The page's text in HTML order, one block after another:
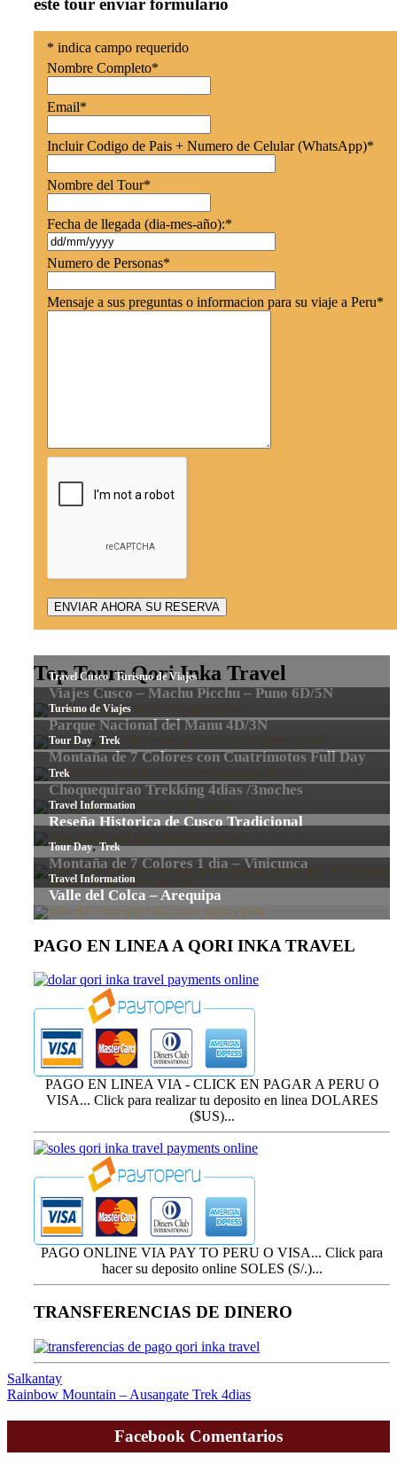
este tour enviar formulario
* indica campo requerido
Nombre Completo*
Email*
Incluir Codigo de Pais + Numero de Celular (WhatsApp)*
Nombre del Tour*
Fecha de llegada (dia-mes-año):*
Numero de Personas*
Mensaje a sus preguntas o informacion para su viaje a Peru*
Top Tours Qori Inka Travel
PAGO EN LINEA A QORI INKA TRAVEL
PAGO EN LINEA VIA - CLICK EN PAGAR A PERU O
VISA... Click para realizar tu deposito en linea DOLARES
($US)...
PAGO ONLINE VIA PAY TO PERU O VISA... Click para
hacer su deposito online SOLES (S/.)...
TRANSFERENCIAS DE DINERO
Navegación
de
Salkantay
Rainbow Mountain – Ausangate Trek 4dias
Facebook Comentarios